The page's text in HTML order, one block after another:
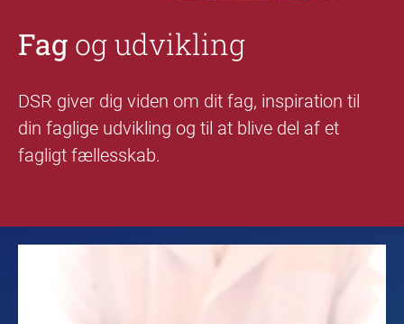
Fag og udvikling
DSR giver dig viden om dit fag, inspiration til
din faglige udvikling og til at blive del af et
fagligt fællesskab.